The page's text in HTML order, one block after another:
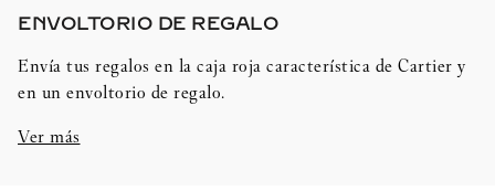
ENVOLTORIO DE REGALO​
Envía tus regalos en la caja roja característica de Cartier y
en un envoltorio de regalo.
Ver más